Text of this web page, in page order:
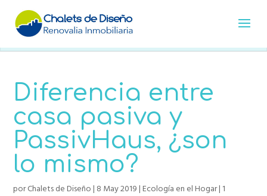
Diferencia entre
casa pasiva y
PassivHaus, ¿son
lo mismo?
porChalets de Diseño | 8 May 2019 |Ecología en el Hogar| 1